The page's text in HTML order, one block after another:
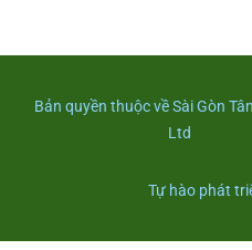
Bản quyền thuộc về Sài Gòn
Ltd
Tự hào phát